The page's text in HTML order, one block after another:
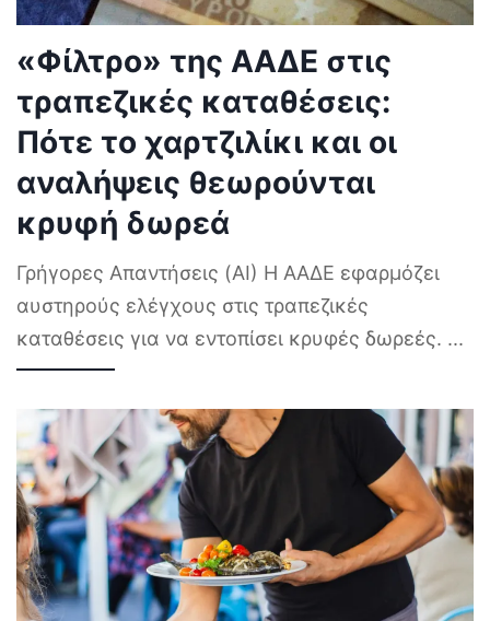
«Φίλτρο» της ΑΑΔΕ στις
τραπεζικές καταθέσεις:
Πότε το χαρτζιλίκι και οι
αναλήψεις θεωρούνται
κρυφή δωρεά
Γρήγορες Απαντήσεις (AI) Η ΑΑΔΕ εφαρμόζει
αυστηρούς ελέγχους στις τραπεζικές
καταθέσεις για να εντοπίσει κρυφές δωρεές. ...